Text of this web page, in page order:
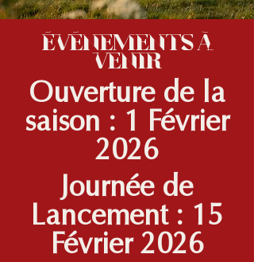
événements à
venir
Ouverture de la
saison : 1 Février
2026
Journée de
Lancement : 15
Février 2026